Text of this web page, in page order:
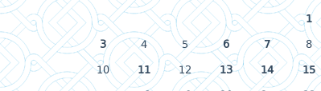
1
3 4 5 6 7 8
10 11 12 13 14 15